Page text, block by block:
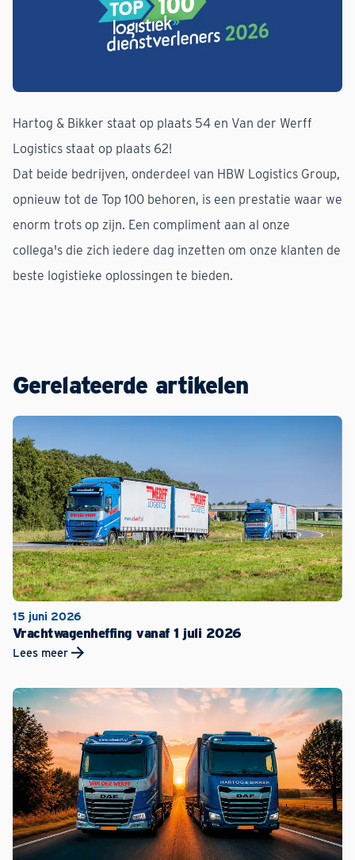
Hartog & Bikker staat op plaats 54 en Van der Werff
Logistics staat op plaats 62!
Dat beide bedrijven, onderdeel van HBW Logistics Group,
opnieuw tot de Top 100 behoren, is een prestatie waar we
enorm trots op zijn. Een compliment aan al onze
collega's die zich iedere dag inzetten om onze klanten de
beste logistieke oplossingen te bieden.
Gerelateerde artikelen
15 juni 2026
Vrachtwagenheffing vanaf 1 juli 2026
Lees meer